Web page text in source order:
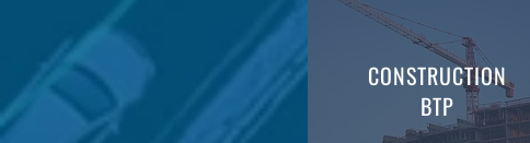
CONSTRUCTION
BTP